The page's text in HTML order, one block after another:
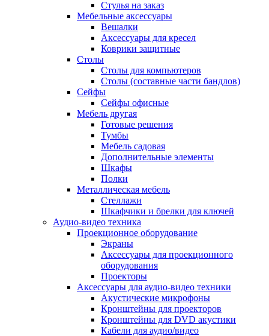
Стулья на заказ
Мебельные аксессуары
Вешалки
Аксессуары для кресел
Коврики защитные
Столы
Столы для компьютеров
Столы (составные части бандлов)
Сейфы
Сейфы офисные
Мебель другая
Готовые решения
Тумбы
Мебель садовая
Дополнительные элементы
Шкафы
Полки
Металлическая мебель
Стеллажи
Шкафчики и брелки для ключей
Аудио-видео техника
Проекционное оборудование
Экраны
Аксессуары для проекционного
оборудования
Проекторы
Аксессуары для аудио-видео техники
Акустические микрофоны
Кронштейны для проекторов
Кронштейны для DVD акустики
Кабели для аудио/видео